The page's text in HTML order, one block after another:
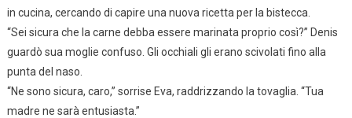
in cucina, cercando di capire una nuova ricetta per la bistecca.
“Sei sicura che la carne debba essere marinata proprio così?” Denis
guardò sua moglie confuso. Gli occhiali gli erano scivolati fino alla
punta del naso.
“Ne sono sicura, caro,” sorrise Eva, raddrizzando la tovaglia. “Tua
madre ne sarà entusiasta.”